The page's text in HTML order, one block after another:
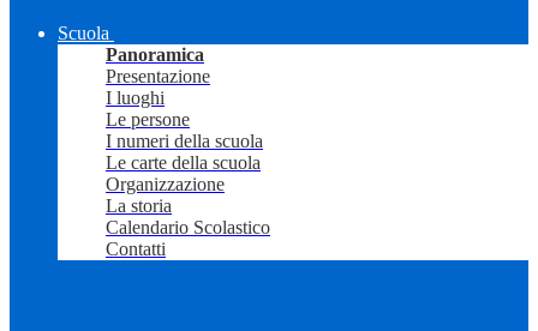
Scuola
Panoramica
Presentazione
I luoghi
Le persone
I numeri della scuola
Le carte della scuola
Organizzazione
La storia
Calendario Scolastico
Contatti